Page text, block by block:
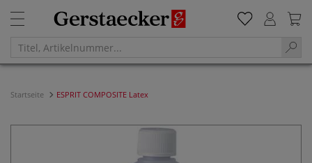
Startseite ESPRIT COMPOSITE Latex